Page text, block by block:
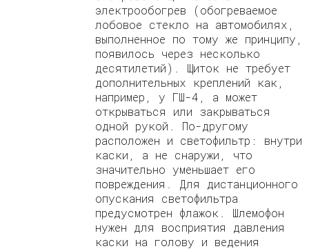
электрообогрев (обогреваемое
лобовое стекло на автомобилях,
выполненное по тому же принципу,
появилось через несколько
десятилетий). Щиток не требует
дополнительных креплений как,
например, у ГШ-4, а может
открываться или закрываться
одной рукой. По-другому
расположен и светофильтр: внутри
каски, а не снаружи, что
значительно уменьшает его
повреждения. Для дистанционного
опускания светофильтра
предусмотрен флажок. Шлемофон
нужен для восприятия давления
каски на голову и ведения